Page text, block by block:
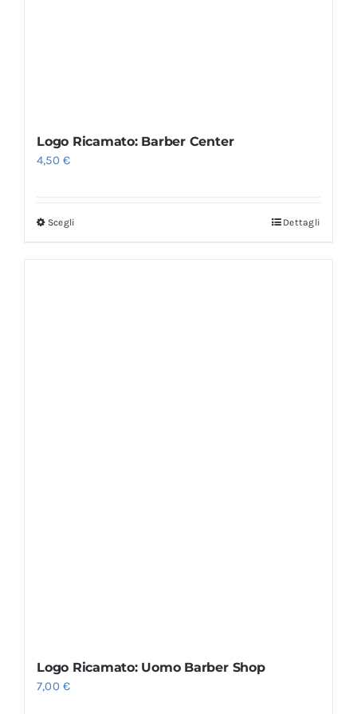
Logo Ricamato: Barber Center
4,50€
Scegli Dettagli
Logo Ricamato: Uomo Barber Shop
7,00€